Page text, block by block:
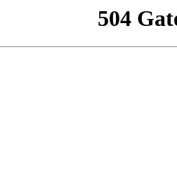
504